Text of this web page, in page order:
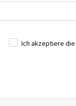
Ich akzeptiere die